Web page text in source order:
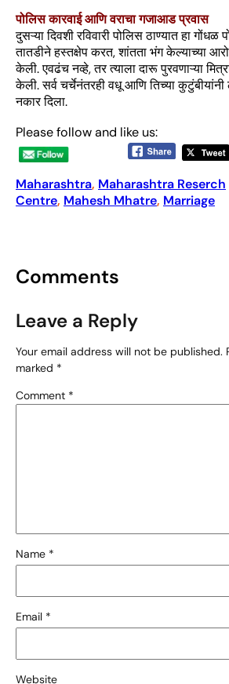
पोलिस कारवाई आणि वराचा गजाआड प्रवास
दुसऱ्या दिवशी रविवारी पोलिस ठाण्यात हा गोंधळ
तातडीने हस्तक्षेप करत, शांतता भंग केल्याच्या
केली. एवढंच नव्हे, तर त्याला दारू पुरवणाऱ्या
केली. सर्व चर्चेनंतरही वधू आणि तिच्या
नकार दिला.
Please follow and like us:
Maharashtra, Maharashtra Reserch
Centre, Mahesh Mhatre, Marriage
Comments
Leave a Reply
Your email address will not be published.
marked *
Comment *
Name *
Email *
Website